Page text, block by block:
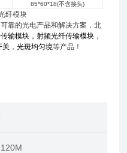
85*60*18(不含接头)
纤模块
靠的光电产品和解决方案．北
输模块，射频光纤传输模块，
关 ，光斑均匀境等产品！